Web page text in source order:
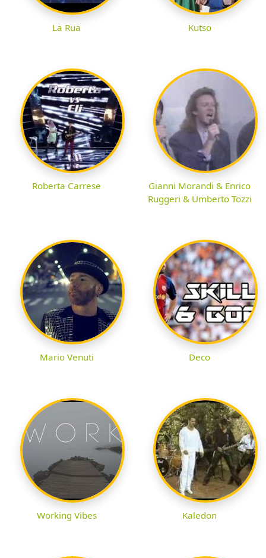
La Rua Kutso
Roberta Carrese
Gianni Morandi & Enrico
Ruggeri & Umberto Tozzi
Mario Venuti Deco
Working Vibes Kaledon